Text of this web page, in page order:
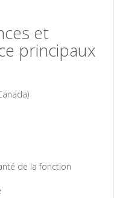
et
principaux
de la fonction